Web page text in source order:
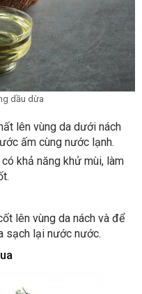
dầu dừa
lên vùng da dưới nách
ấm cùng nước lạnh.
khả năng khử mùi, làm
lên vùng da nách và để
sạch lại nước nước.